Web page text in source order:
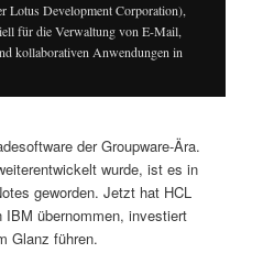
Development Corporation),
für die Verwaltung von E-Mail,
kollaborativen Anwendungen in
der Groupware-Ära.
wurde, ist es in
geworden. Jetzt hat HCL
IBM übernommen, investiert
Glanz führen.